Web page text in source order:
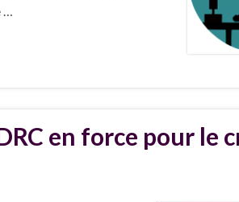
en force pour le